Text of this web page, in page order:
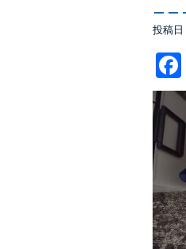
投稿日